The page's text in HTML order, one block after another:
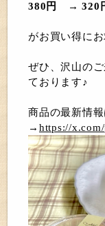
380円 → 320
がお買い得に
ぜひ、沢山の
ております♪
商品の最新情
→ https://